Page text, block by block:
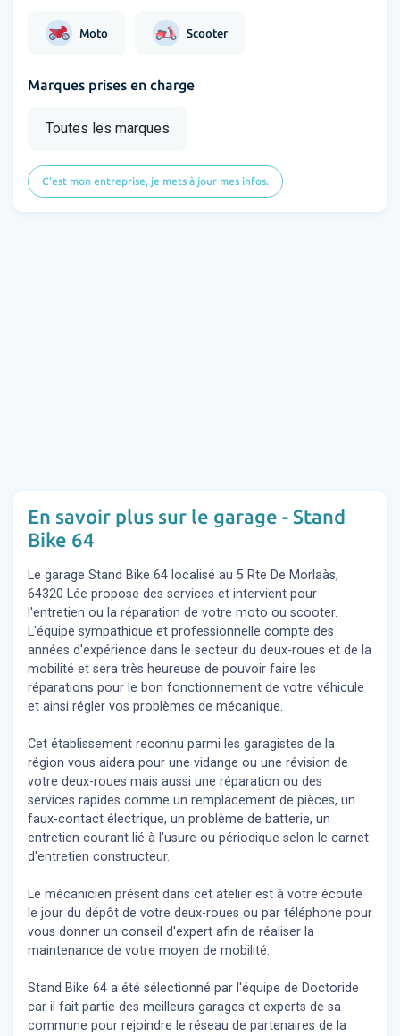
Moto Scooter
Marques prises en charge
Toutes les marques
C'est mon entreprise, je mets à jour mes infos.
En savoir plus sur le garage - Stand
Bike 64
Le garage Stand Bike 64 localisé au 5 Rte De Morlaàs,
64320 Lée propose des services et intervient pour
l'entretien ou la réparation de votre moto ou scooter.
L'équipe sympathique et professionnelle compte des
années d'expérience dans le secteur du deux-roues et de la
mobilité et sera très heureuse de pouvoir faire les
réparations pour le bon fonctionnement de votre véhicule
et ainsi régler vos problèmes de mécanique.
Cet établissement reconnu parmi les garagistes de la
région vous aidera pour une vidange ou une révision de
votre deux-roues mais aussi une réparation ou des
services rapides comme un remplacement de pièces, un
faux-contact électrique, un problème de batterie, un
entretien courant lié à l'usure ou périodique selon le carnet
d'entretien constructeur.
Le mécanicien présent dans cet atelier est à votre écoute
le jour du dépôt de votre deux-roues ou par téléphone pour
vous donner un conseil d'expert afin de réaliser la
maintenance de votre moyen de mobilité.
Stand Bike 64 a été sélectionné par l'équipe de Doctoride
car il fait partie des meilleurs garages et experts de sa
commune pour rejoindre le réseau de partenaires de la